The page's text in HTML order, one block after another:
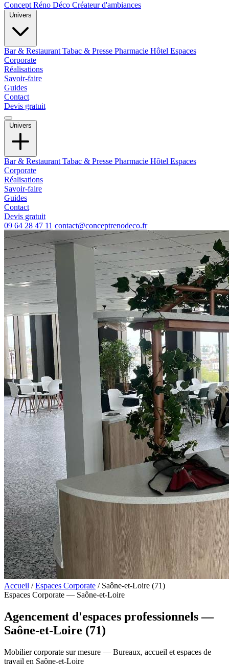
Concept Réno Déco Créateur d'ambiances
Bar & Restaurant Tabac & Presse Pharmacie Hôtel Espaces
Corporate
Réalisations
Savoir-faire
Guides
Contact
Devis gratuit
Univers
Bar & Restaurant Tabac & Presse Pharmacie Hôtel Espaces
Corporate
Réalisations
Savoir-faire
Guides
Contact
Devis gratuit
09 64 28 47 11 contact@conceptrenodeco.fr
Accueil / Espaces Corporate / Saône-et-Loire (71)
Espaces Corporate — Saône-et-Loire
Agencement d'espaces professionnels —
Saône-et-Loire (71)
Mobilier corporate sur mesure — Bureaux, accueil et espaces de
travail en Saône-et-Loire